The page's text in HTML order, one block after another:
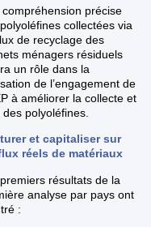
compréhension précise
collectées via
de recyclage des
ménagers résiduels
un rôle dans la
de l’engagement de
à améliorer la collecte et
des polyoléfines.
et capitaliser sur
réels de matériaux
résultats de la
analyse par pays ont
: